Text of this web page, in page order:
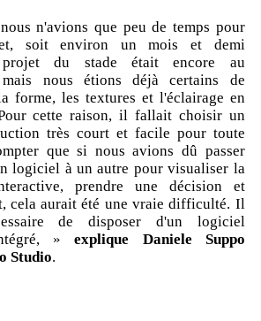
n'avions que peu de temps pour
soit environ un mois et demi
projet du stade était encore au
mais nous étions déjà certains de
forme, les textures et l'éclairage en
cette raison, il fallait choisir un
très court et facile pour toute
que si nous avions dû passer
logiciel à un autre pour visualiser la
prendre une décision et
cela aurait été une vraie difficulté. Il
de disposer d'un logiciel
»explique Daniele Suppo
Studio.